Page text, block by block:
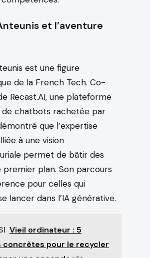
et l’aventure
est une figure
de la French Tech. Co-
Recast.AI, une plateforme
chatbots rachetée par
que l’expertise
à une vision
permet de bâtir des
premier plan. Son parcours
pour celles qui
lancer dans l’IA générative.
Vieil ordinateur : 5
concrètes pour le recycler